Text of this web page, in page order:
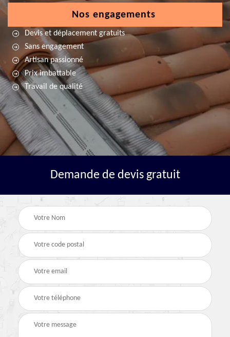
Nos engagements
Devis et déplacement gratuits
Sans engagement
Artisan passionné
Prix imbattable
Travail de qualité
Demande de devis gratuit